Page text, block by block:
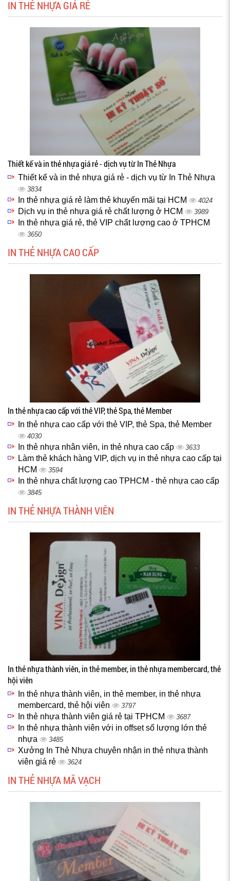
IN THẺ NHỰA GIÁ RẺ
Thiết kế và in thẻ nhựa giá rẻ - dịch vụ từ In Thẻ Nhựa
Thiết kế và in thẻ nhựa giá rẻ - dịch vụ từ In Thẻ Nhựa
3834
In thẻ nhựa giá rẻ làm thẻ khuyến mãi tại HCM 4024
Dịch vụ in thẻ nhựa giá rẻ chất lượng ở HCM 3989
In thẻ nhựa giá rẻ, thẻ VIP chất lượng cao ở TPHCM
3650
IN THẺ NHỰA CAO CẤP
In thẻ nhựa cao cấp với thẻ VIP, thẻ Spa, thẻ Member
In thẻ nhựa cao cấp với thẻ VIP, thẻ Spa, thẻ Member
4030
In thẻ nhựa nhân viên, in thẻ nhựa cao cấp 3633
Làm thẻ khách hàng VIP, dịch vụ in thẻ nhựa cao cấp tại
HCM
3594
In thẻ nhựa chất lượng cao TPHCM - thẻ nhựa cao cấp
3845
IN THẺ NHỰA THÀNH VIÊN
In thẻ nhựa thành viên, in thẻ member, in thẻ nhựa membercard, thẻ
hội viên
In thẻ nhựa thành viên, in thẻ member, in thẻ nhựa
membercard, thẻ hội viên
3797
In thẻ nhựa thành viên giá rẻ tại TPHCM 3687
In thẻ nhựa thành viên với in offset số lượng lớn thẻ
nhựa
3485
Xưởng In Thẻ Nhựa chuyên nhận in thẻ nhựa thành
viên giá rẻ
3624
IN THẺ NHỰA MÃ VẠCH